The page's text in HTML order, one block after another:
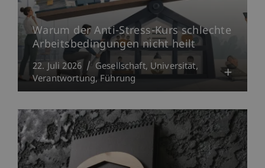
Warum der Anti-Stress-Kurs schlechte
Arbeitsbedingungen nicht heilt
22. Juli 2026 Gesellschaft Universität
Verantwortung Führung